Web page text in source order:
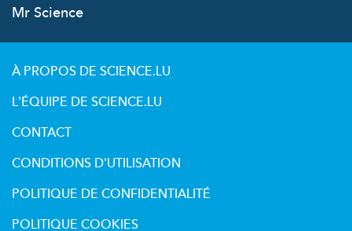
Mr Science
À PROPOS DE SCIENCE.LU
L'ÉQUIPE DE SCIENCE.LU
CONTACT
CONDITIONS D'UTILISATION
POLITIQUE DE CONFIDENTIALITÉ
POLITIQUE COOKIES